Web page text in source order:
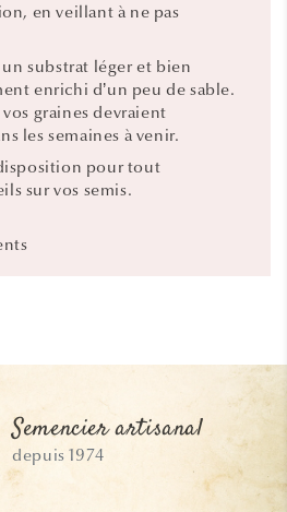
en veillant à ne pas
substrat léger et bien
enrichi d’un peu de sable.
graines devraient
les semaines à venir.
pour tout
sur vos semis.
Semencier artisanal
depuis 1974